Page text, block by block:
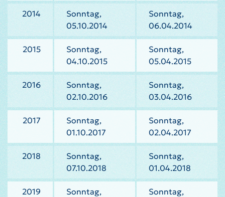
2014
Sonntag,
05.10.2014
Sonntag,
06.04.2014
2015
Sonntag,
04.10.2015
Sonntag,
05.04.2015
2016
Sonntag,
02.10.2016
Sonntag,
03.04.2016
2017
Sonntag,
01.10.2017
Sonntag,
02.04.2017
2018
Sonntag,
07.10.2018
Sonntag,
01.04.2018
2019
Sonntag,
Sonntag,